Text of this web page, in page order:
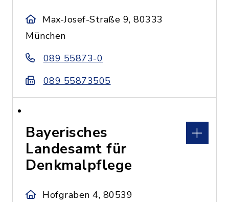
Max-Josef-Straße 9, 80333
München
089 55873-0
089 55873505
Bayerisches
Landesamt für
Denkmalpflege
Hofgraben 4, 80539